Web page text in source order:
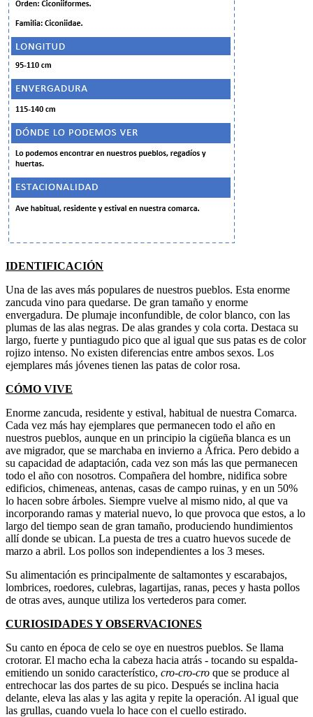
IDENTIFICACIÓN
Una de las aves más populares de nuestros pueblos. Esta enorme
zancuda vino para quedarse. De gran tamaño y enorme
envergadura. De plumaje inconfundible, de color blanco, con las
plumas de las alas negras. De alas grandes y cola corta. Destaca su
largo, fuerte y puntiagudo pico que al igual que sus patas es de color
rojizo intenso. No existen diferencias entre ambos sexos. Los
ejemplares más jóvenes tienen las patas de color rosa.
CÓMO VIVE
Enorme zancuda, residente y estival, habitual de nuestra Comarca.
Cada vez más hay ejemplares que permanecen todo el año en
nuestros pueblos, aunque en un principio la cigüeña blanca es un
ave migrador, que se marchaba en invierno a África. Pero debido a
su capacidad de adaptación, cada vez son más las que permanecen
todo el año con nosotros. Compañera del hombre, nidifica sobre
edificios, chimeneas, antenas, casas de campo ruinas, y en un 50%
lo hacen sobre árboles. Siempre vuelve al mismo nido, al que va
incorporando ramas y material nuevo, lo que provoca que estos, a lo
largo del tiempo sean de gran tamaño, produciendo hundimientos
allí donde se ubican. La puesta de tres a cuatro huevos sucede de
marzo a abril. Los pollos son independientes a los 3 meses.
Su alimentación es principalmente de saltamontes y escarabajos,
lombrices, roedores, culebras, lagartijas, ranas, peces y hasta pollos
de otras aves, aunque utiliza los vertederos para comer.
CURIOSIDADES Y OBSERVACIONES
Su canto en época de celo se oye en nuestros pueblos. Se llama
crotorar. El macho echa la cabeza hacia atrás - tocando su espalda-
emitiendo un sonido característico, cro-cro-cro que se produce al
entrechocar las dos partes de su pico. Después se inclina hacia
delante, eleva las alas y las agita y repite la operación. Al igual que
las grullas, cuando vuela lo hace con el cuello estirado.